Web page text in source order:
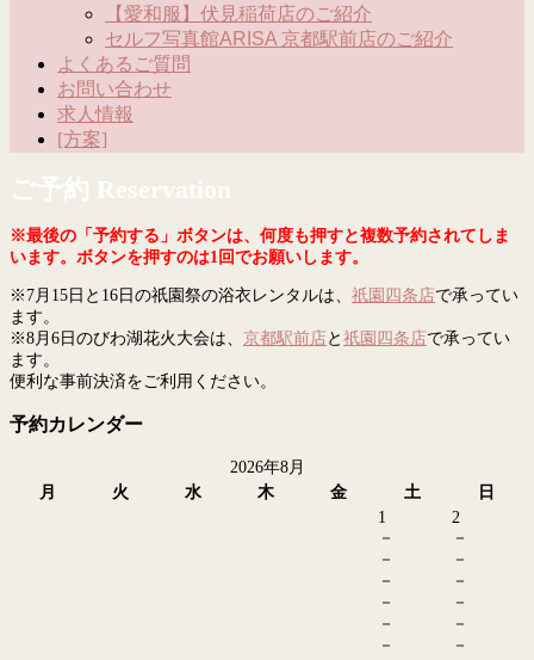
【愛和服】伏見稲荷店のご紹介
セルフ写真館ARISA 京都駅前店のご紹介
よくあるご質問
お問い合わせ
求人情報
[方案]
ご予約 Reservation
※最後の「予約する」ボタンは、何度も押すと複数予約されてしま
います。ボタンを押すのは1回でお願いします。
※7月15日と16日の祇園祭の浴衣レンタルは、 祇園四条店で承ってい
ます。
※8月6日のびわ湖花火大会は、 京都駅前店 と 祇園四条店で承ってい
ます。
便利な事前決済をご利用ください。
予約カレンダー
2026年8月
月
火 水 木 金 土
日
1
－
－
－
－
－
－
2
－
－
－
－
－
－